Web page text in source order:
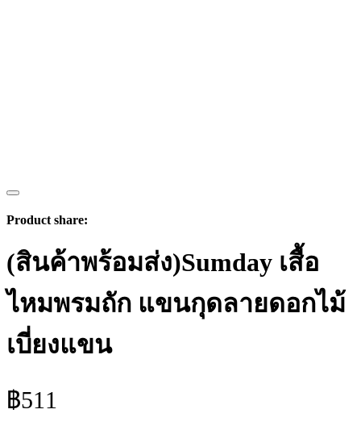
Product share:
(สินค้าพร้อมส่ง)Sumday เสื้อ
ไหมพรมถัก แขนกุดลายดอกไม้
เบี่ยงแขน
฿511